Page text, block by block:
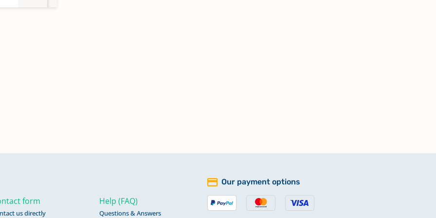
form
us directly
Help (FAQ)
Questions & Answers
Our payment options